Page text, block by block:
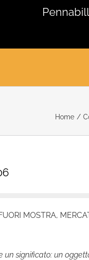
Home /
MOSTRA,
significato: un